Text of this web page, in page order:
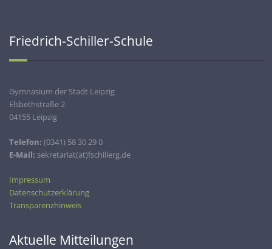
Friedrich-Schiller-Schule
Gymnasium der Stadt Leipzig
Elsbethstraße 2
04155 Leipzig
Telefon: (0341) 58 30 29 0
E-Mail: sekretariat(at)fschillerg.de
Impressum
Datenschutzerklärung
Transparenzhinweis
Aktuelle Mitteilungen